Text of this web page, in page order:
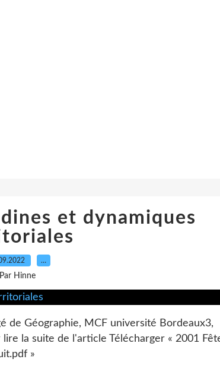
et dynamiques
…
Hinne
de Géographie, MCF université Bordeaux3,
la suite de l'article Télécharger « 2001
»